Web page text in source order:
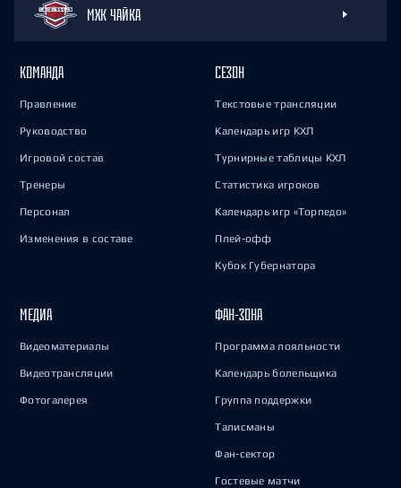
МХК ЧАЙКА
КОМАНДА
Правление
Руководство
Игровой состав
Тренеры
Персонал
Изменения в составе
СЕЗОН
Текстовые трансляции
Календарь игр КХЛ
Турнирные таблицы КХЛ
Статистика игроков
Календарь игр «Торпедо»
Плей-офф
Кубок Губернатора
МЕДИА
Видеоматериалы
Видеотрансляции
Фотогалерея
ФАН-ЗОНА
Программа лояльности
Календарь болельщика
Группа поддержки
Талисманы
Фан-сектор
Гостевые матчи